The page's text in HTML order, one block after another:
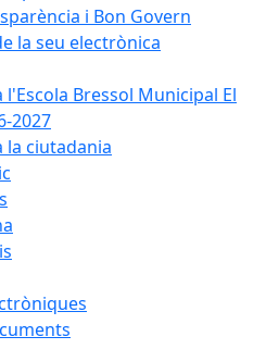
i Bon Govern
la seu electrònica
Bressol Municipal El
2027
la ciutadania